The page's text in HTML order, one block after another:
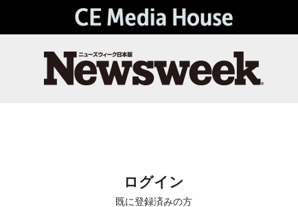
ログイン
既に登録済みの方